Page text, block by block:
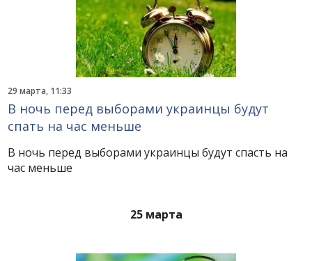
29 марта, 11:33
В ночь перед выборами украинцы будут
спать на час меньше
В ночь перед выборами украинцы будут спасть на
час меньше
25 марта